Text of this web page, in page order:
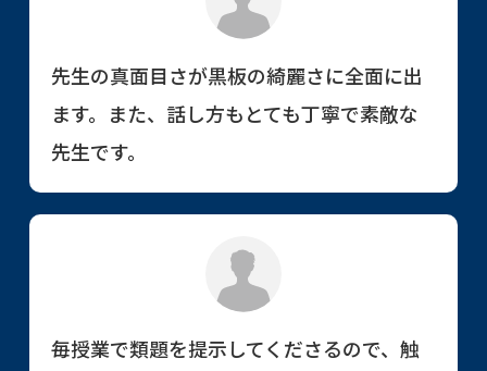
先生の真面目さが黒板の綺麗さに全面に出
ます。また、話し方もとても丁寧で素敵な
先生です。
毎授業で類題を提示してくださるので、触